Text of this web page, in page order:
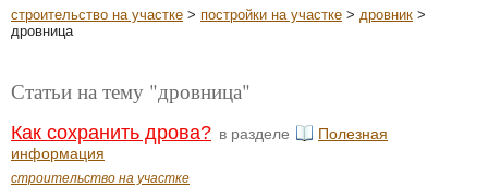
строительство на участке > постройки на участке > дровник >
дровница
Статьи на тему "дровница"
Как сохранить дрова? в разделе
Полезная
информация
строительство на участке